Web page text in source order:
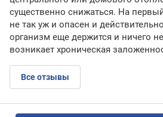
существенно снижаться. На
не так уж и опасен и
организм еще держится и ничего
возникает хроническая
Все отзывы